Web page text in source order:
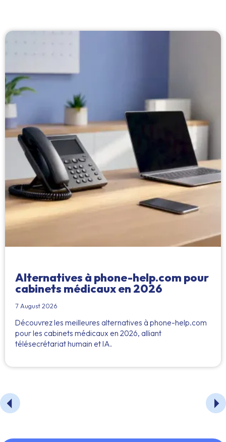
Alternatives à phone-help.com pour
cabinets médicaux en 2026
7 August 2026
Découvrez les meilleures alternatives à phone-help.com
pour les cabinets médicaux en 2026, alliant
télésecrétariat humain et IA.